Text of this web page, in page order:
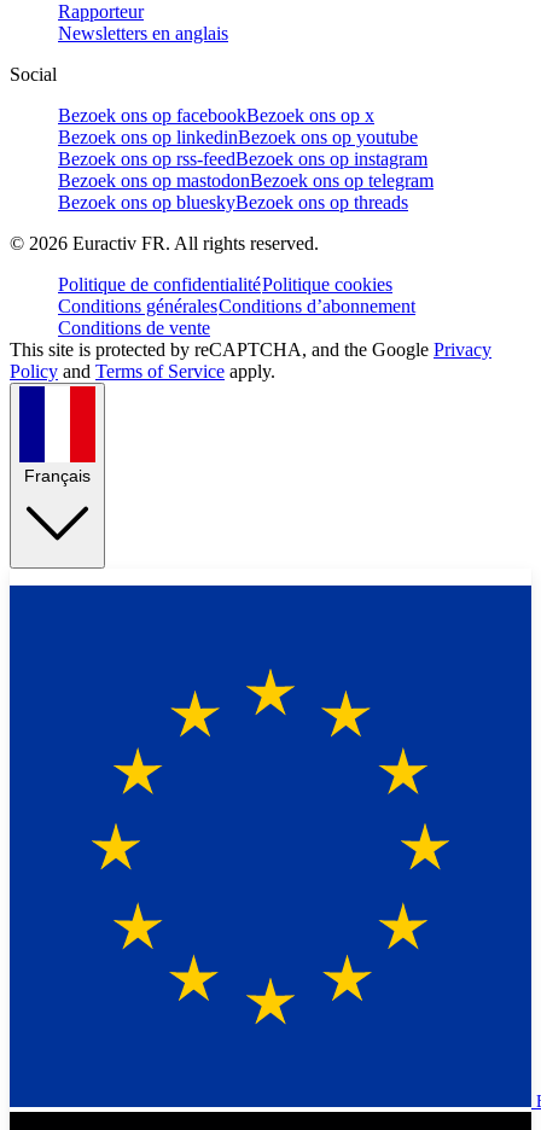
Rapporteur
Newsletters en anglais
Social
Bezoek ons op facebookBezoek ons op x
Bezoek ons op linkedinBezoek ons op youtube
Bezoek ons op rss-feedBezoek ons op instagram
Bezoek ons op mastodonBezoek ons op telegram
Bezoek ons op blueskyBezoek ons op threads
© 2026 Euractiv FR. All rights reserved.
Politique de confidentialitéPolitique cookies
Conditions généralesConditions d’abonnement
Conditions de vente
This site is protected by reCAPTCHA, and the Google Privacy
Policy and Terms of Service apply.
Français